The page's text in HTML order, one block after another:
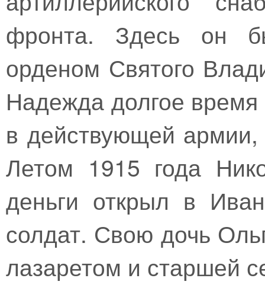
фронта. Здесь он
орденом Святого
Надежда долгое
в действующей
Летом 1915 года
деньги открыл в
солдат. Свою дочь
лазаретом и старшей